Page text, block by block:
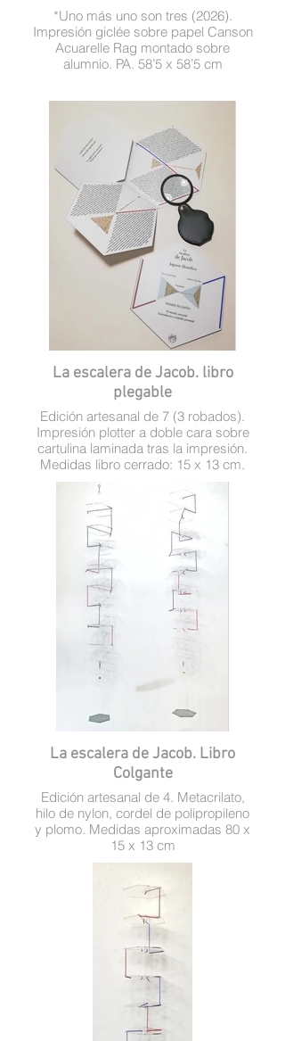
*Uno más uno son tres (2026).
Impresión giclée sobre papel Canson
Acuarelle Rag montado sobre
alumnio. PA. 58’5 x 58’5 cm
La escalera de Jacob. libro
plegable
Edición artesanal de 7 (3 robados).
Impresión plotter a doble cara sobre
cartulina laminada tras la impresión.
Medidas libro cerrado: 15 x 13 cm.
Medidas desplegado: 39’5 x 38 cm
La escalera de Jacob. Libro
Colgante
Edición artesanal de 4. Metacrilato,
hilo de nylon, cordel de polipropileno
y plomo. Medidas aproximadas 80 x
15 x 13 cm